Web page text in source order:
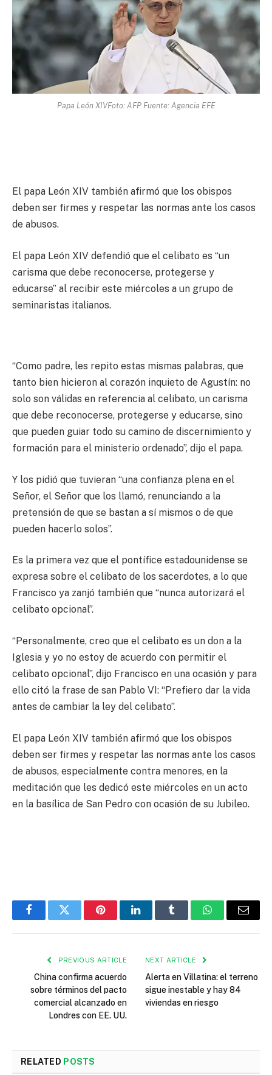
Papa León XIVFoto: AFP Fuente: Agencia EFE
El papa León XIV también afirmó que los obispos
deben ser firmes y respetar las normas ante los casos
de abusos.
El papa León XIV defendió que el celibato es “un
carisma que debe reconocerse, protegerse y
educarse” al recibir este miércoles a un grupo de
seminaristas italianos.
“Como padre, les repito estas mismas palabras, que
tanto bien hicieron al corazón inquieto de Agustín: no
solo son válidas en referencia al celibato, un carisma
que debe reconocerse, protegerse y educarse, sino
que pueden guiar todo su camino de discernimiento y
formación para el ministerio ordenado”, dijo el papa.
Y los pidió que tuvieran “una confianza plena en el
Señor, el Señor que los llamó, renunciando a la
pretensión de que se bastan a sí mismos o de que
pueden hacerlo solos”.
Es la primera vez que el pontífice estadounidense se
expresa sobre el celibato de los sacerdotes, a lo que
Francisco ya zanjó también que “nunca autorizará el
celibato opcional”.
“Personalmente, creo que el celibato es un don a la
Iglesia y yo no estoy de acuerdo con permitir el
celibato opcional”, dijo Francisco en una ocasión y para
ello citó la frase de san Pablo VI: “Prefiero dar la vida
antes de cambiar la ley del celibato”.
El papa León XIV también afirmó que los obispos
deben ser firmes y respetar las normas ante los casos
de abusos, especialmente contra menores, en la
meditación que les dedicó este miércoles en un acto
en la basílica de San Pedro con ocasión de su Jubileo.
FacebookTwitter PinterestLinkedInTumblr WhatsAppEmail
PREVIOUS ARTICLE
China confirma acuerdo
sobre términos del pacto
comercial alcanzado en
Londres con EE. UU.
NEXT ARTICLE
Alerta en Villatina: el terreno
sigue inestable y hay 84
viviendas en riesgo
RELATED POSTS